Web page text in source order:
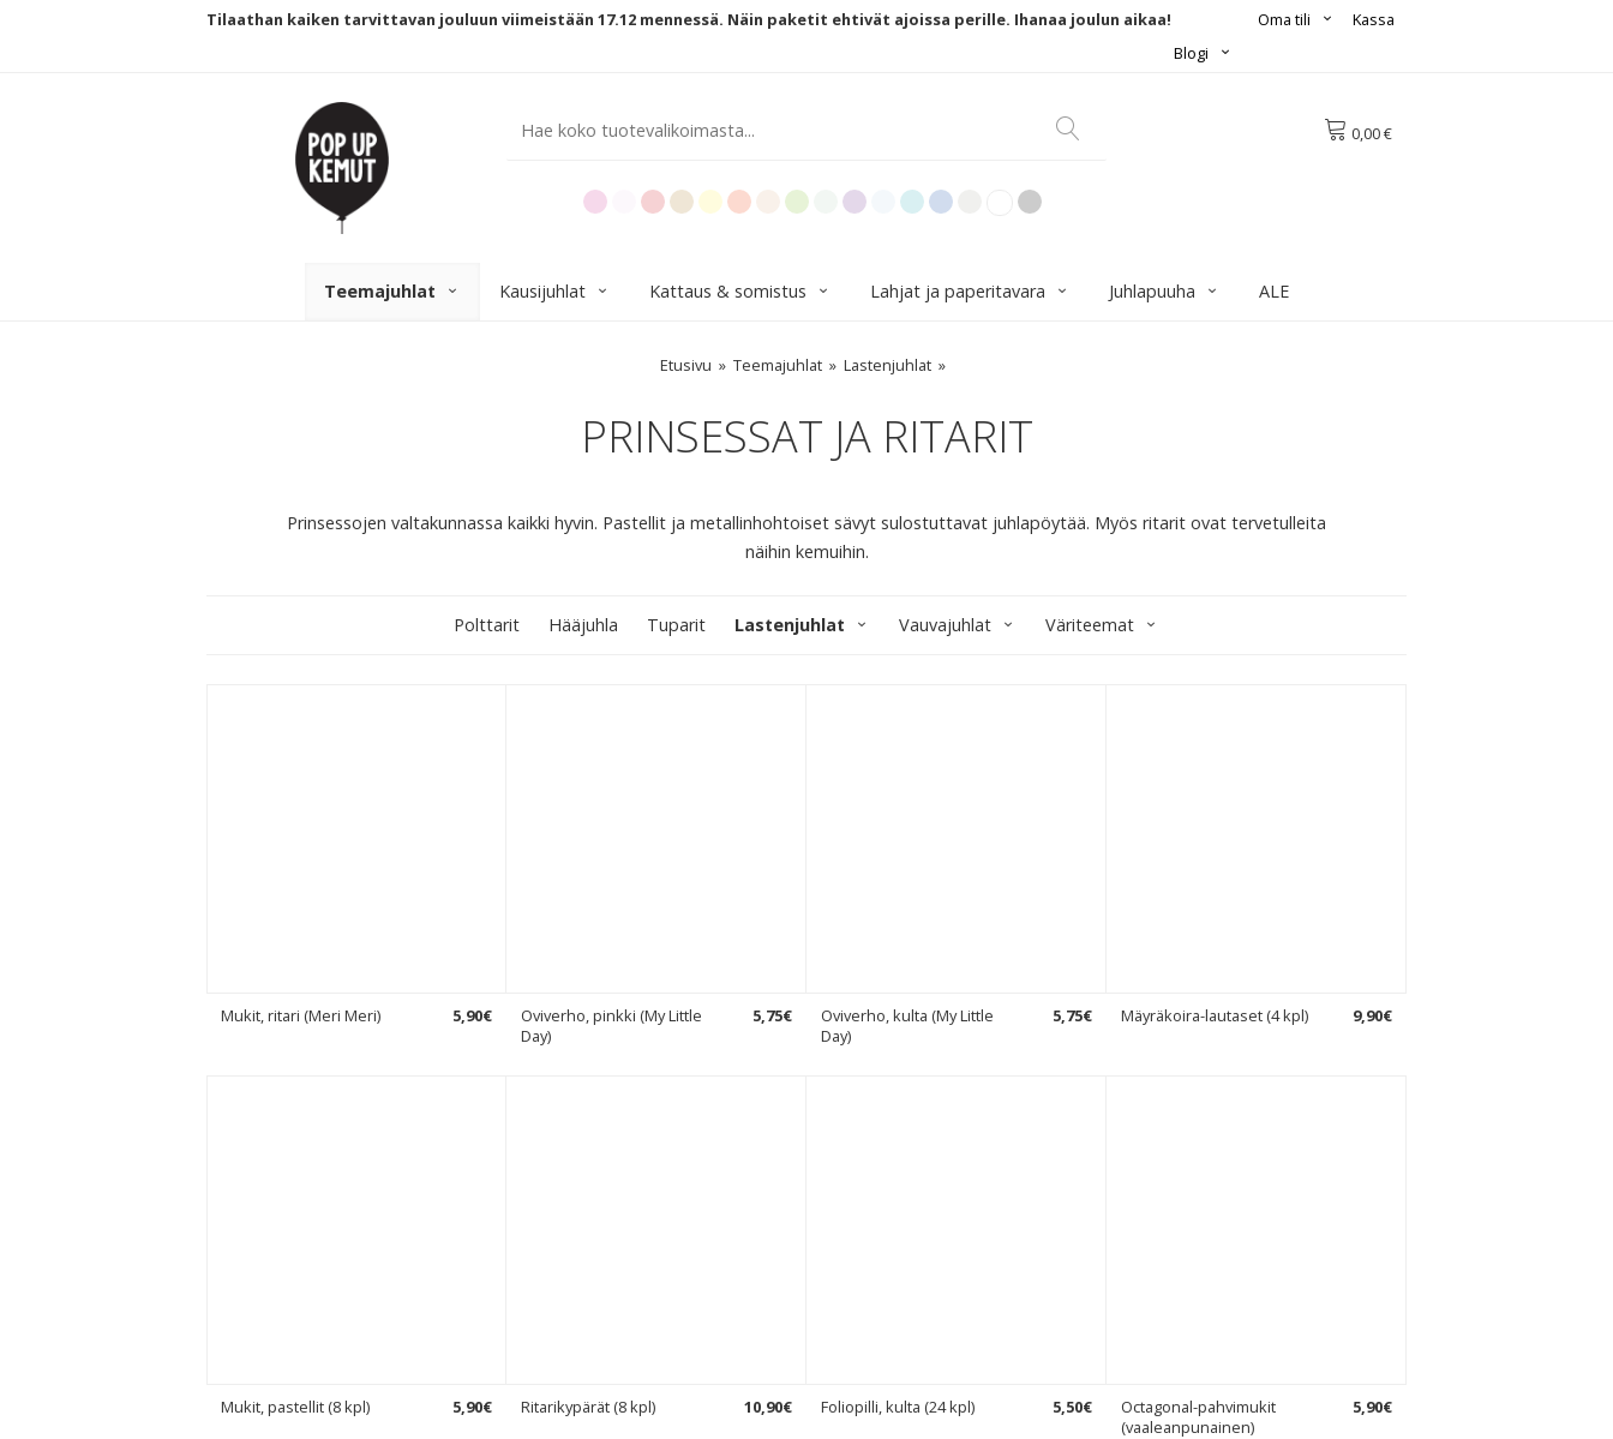
Tilaathan kaiken tarvittavan jouluun viimeistään 17.12 mennessä. Näin paketit ehtivät ajoissa perille. Ihanaa joulun aikaa! Kassa
Oma tili
Blogi
0,00 €
Teemajuhlat Kausijuhlat Kattaus & somistus Lahjat ja paperitavara Juhlapuuha ALE
Etusivu Teemajuhlat Lastenjuhlat
PRINSESSAT JA RITARIT
Prinsessojen valtakunnassa kaikki hyvin. Pastellit ja metallinhohtoiset sävyt sulostuttavat juhlapöytää. Myös ritarit ovat tervetulleita
näihin kemuihin.
Polttarit Hääjuhla Tuparit Lastenjuhlat Vauvajuhlat Väriteemat
Mukit, ritari (Meri Meri) 5,90€
Oviverho, pinkki (My Little
Day)
5,75€
Oviverho, kulta (My Little
Day)
5,75€ Mäyräkoira-lautaset (4 kpl) 9,90€
Mukit, pastellit (8 kpl) 5,90€ Ritarikypärät (8 kpl) 10,90€ Foliopilli, kulta (24 kpl) 5,50€
Octagonal-pahvimukit
(vaaleanpunainen)
5,90€